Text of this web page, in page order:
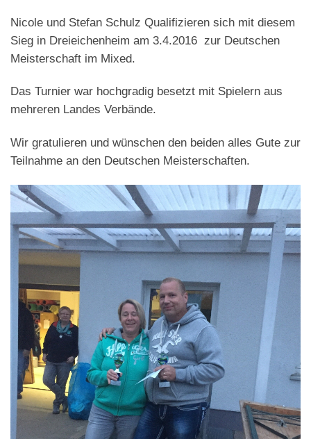
Nicole und Stefan Schulz Qualifizieren sich mit diesem
Sieg in Dreieichenheim am 3.4.2016 zur Deutschen
Meisterschaft im Mixed.
Das Turnier war hochgradig besetzt mit Spielern aus
mehreren Landes Verbände.
Wir gratulieren und wünschen den beiden alles Gute zur
Teilnahme an den Deutschen Meisterschaften.